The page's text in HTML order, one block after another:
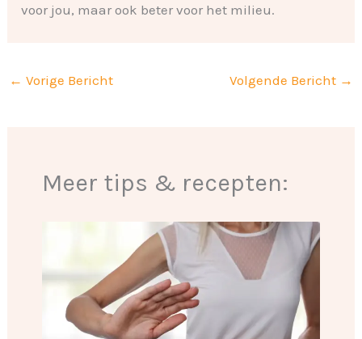
voor jou, maar ook beter voor het milieu.
← Vorige Bericht Volgende Bericht →
Meer tips & recepten: